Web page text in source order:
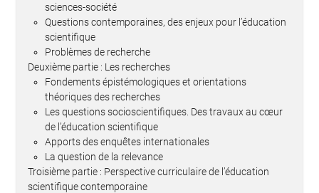
sciences-société
Questions contemporaines, des enjeux pour l’éducation
scientifique
Problèmes de recherche
Deuxième partie : Les recherches
Fondements épistémologiques et orientations
théoriques des recherches
Les questions socioscientifiques. Des travaux au cœur
de l’éducation scientifique
Apports des enquêtes internationales
La question de la relevance
Troisième partie : Perspective curriculaire de l’éducation
scientifique contemporaine